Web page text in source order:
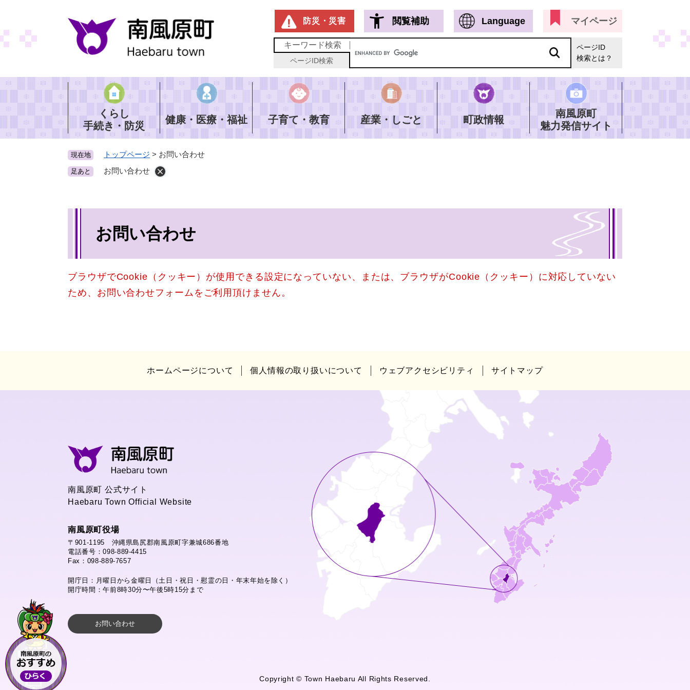
ジ
の
で
す
。
防災・災害 閲覧補助 Language マイページ
キーワード検索
ページID検索
ページID
検索とは？
くらし
手続き・防災
健康・医療・福祉 子育て・教育 産業・しごと 町政情報
南風原町
魅力発信サイト
現在地 トップページ > お問い合わせ
足あと お問い合わせ
お問い合わせ
ブラウザでCookie（クッキー）が使用できる設定になっていない、または、ブラウザがCookie（クッキー）に対応していない
ため、お問い合わせフォームをご利用頂けません。
ホームページについて 個人情報の取り扱いについて ウェブアクセシビリティ サイトマップ
南風原町 公式サイト
Haebaru Town Official Website
南風原町役場
〒901-1195 沖縄県島尻郡南風原町字兼城686番地
電話番号：098-889-4415
Fax：098-889-7657
開庁日：月曜日から金曜日（土日・祝日・慰霊の日・年末年始を除く）
開庁時間：午前8時30分〜午後5時15分まで
お問い合わせ
Copyright © Town Haebaru All Rights Reserved.